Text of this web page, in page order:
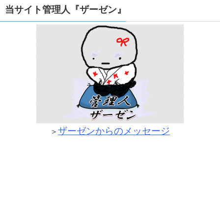
当サイト管理人『ザーゼン』
＞ ザーゼンからのメッセージ